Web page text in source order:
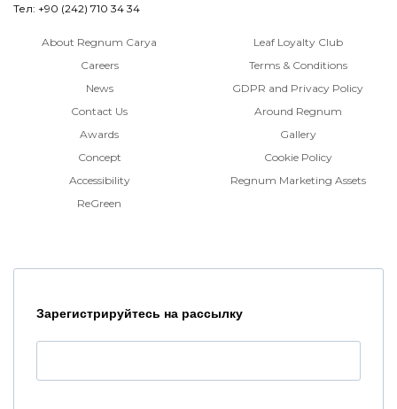
Тел: +90 (242) 710 34 34
About Regnum Carya
Careers
News
Contact Us
Awards
Concept
Accessibility
ReGreen
Leaf Loyalty Club
Terms & Conditions
GDPR and Privacy Policy
Around Regnum
Gallery
Cookie Policy
Regnum Marketing Assets
Зарегистрируйтесь на рассылку